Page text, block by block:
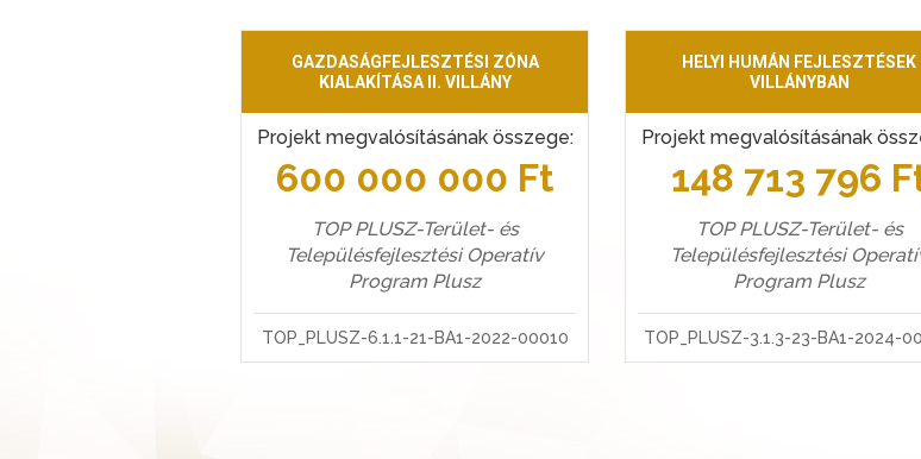
GAZDASÁGFEJLESZTÉSI ZÓNA
KIALAKÍTÁSA II. VILLÁNY
Projekt megvalósításának összege:
600 000 000 Ft
TOP PLUSZ-Terület- és
Településfejlesztési Operatív
Program Plusz
TOP_PLUSZ-6.1.1-21-BA1-2022-00010
HELYI HUMÁN FEJLESZTÉSEK
VILLÁNYBAN
Projekt megvalósításának
148 713 796
TOP PLUSZ-Terület- és
Településfejlesztési
Program Plusz
TOP_PLUSZ-3.1.3-23-BA1-2024-